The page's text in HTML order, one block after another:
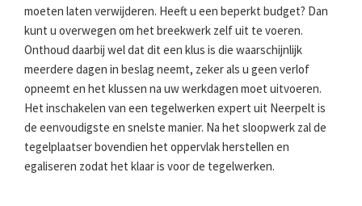
moeten laten verwijderen. Heeft u een beperkt budget? Dan
kunt u overwegen om het breekwerk zelf uit te voeren.
Onthoud daarbij wel dat dit een klus is die waarschijnlijk
meerdere dagen in beslag neemt, zeker als u geen verlof
opneemt en het klussen na uw werkdagen moet uitvoeren.
Het inschakelen van een tegelwerken expert uit Neerpelt is
de eenvoudigste en snelste manier. Na het sloopwerk zal de
tegelplaatser bovendien het oppervlak herstellen en
egaliseren zodat het klaar is voor de tegelwerken.